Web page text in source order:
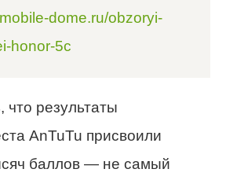
dome.ru/obzoryi-
honor-5c
что результаты
AnTuTu присвоили
баллов — не самый